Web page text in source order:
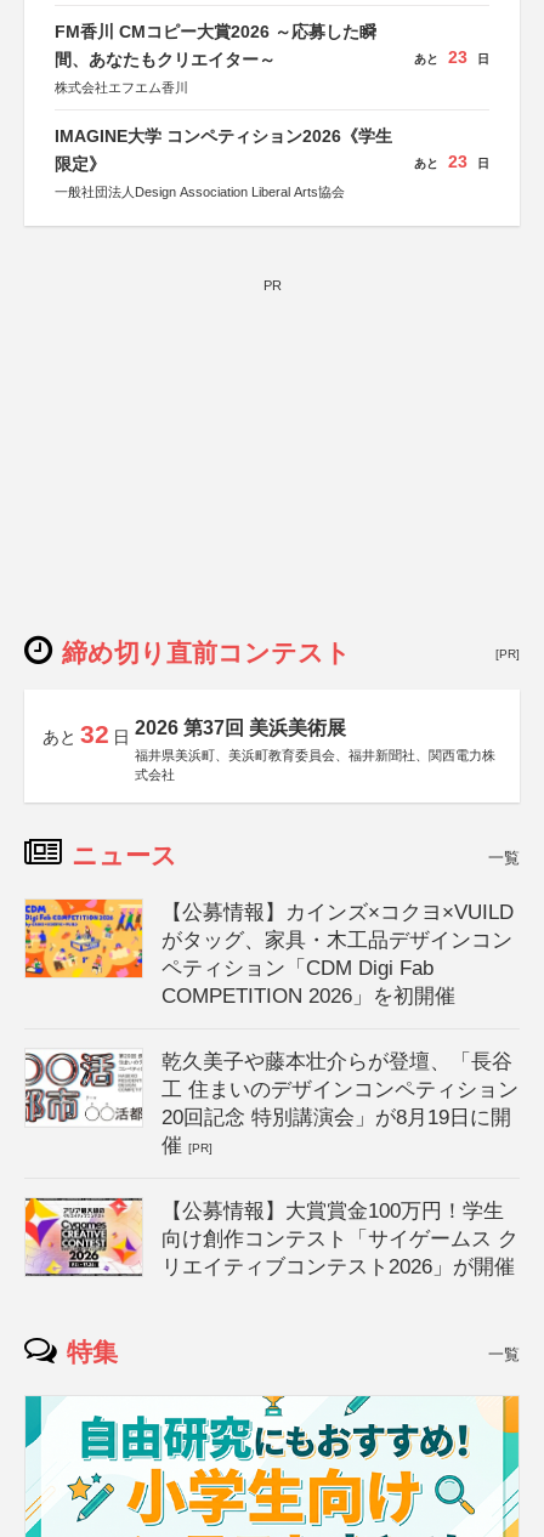
FM香川 CMコピー大賞2026 ～応募した瞬
間、あなたもクリエイター～
株式会社エフエム香川
あと 23 日
IMAGINE大学 コンペティション2026《学生
限定》
一般社団法人Design Association Liberal Arts協会
あと 23 日
PR
締め切り直前コンテスト [PR]
あと 32 日 2026 第37回 美浜美術展
福井県美浜町、美浜町教育委員会、福井新聞社、関西電力株
式会社
ニュース 一覧
【公募情報】カインズ×コクヨ×VUILD
がタッグ、家具・木工品デザインコン
ペティション「CDM Digi Fab
COMPETITION 2026」を初開催
乾久美子や藤本壮介らが登壇、「長谷
工 住まいのデザインコンペティション
20回記念 特別講演会」が8月19日に開
催[PR]
【公募情報】大賞賞金100万円！学生
向け創作コンテスト「サイゲームス ク
リエイティブコンテスト2026」が開催
特集 一覧